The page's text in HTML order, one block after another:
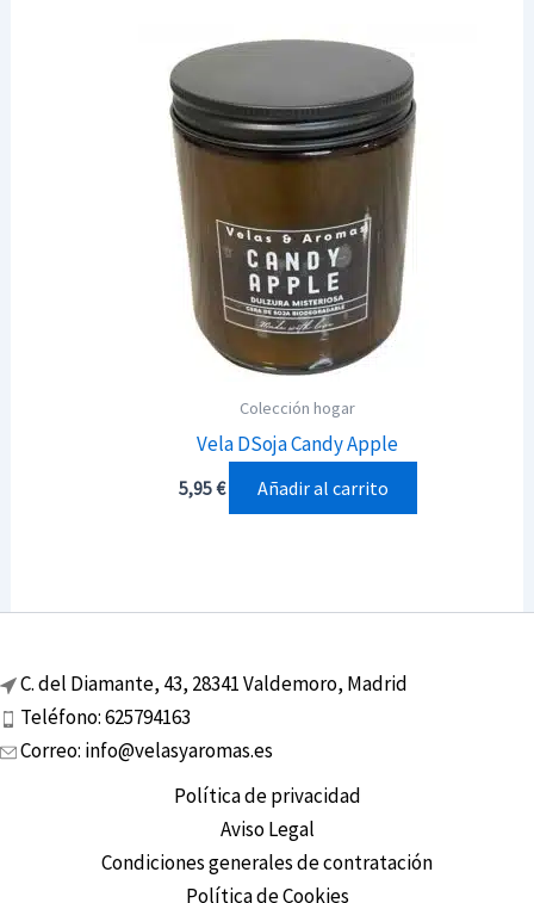
Colección hogar
Vela DSoja Candy Apple
5,95€ Añadir al carrito
C. del Diamante, 43, 28341 Valdemoro, Madrid
Teléfono: 625794163
Correo: info@velasyaromas.es
Política de privacidad
Aviso Legal
Condiciones generales de contratación
Política de Cookies